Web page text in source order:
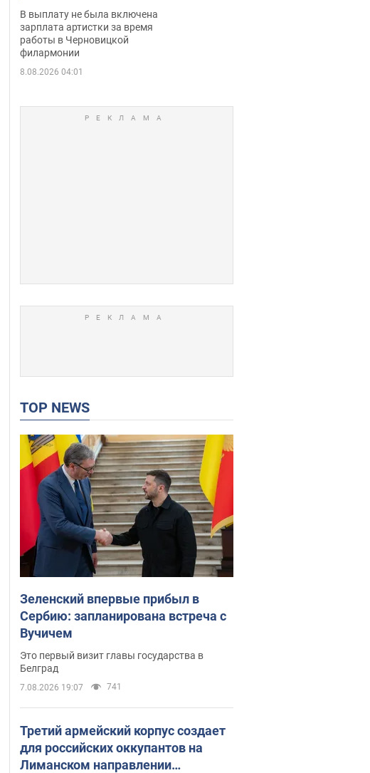
сколько получала
певица
В выплату не была включена
зарплата артистки за время
работы в Черновицкой
филармонии
8.08.2026 04:01
TOP NEWS
Зеленский впервые прибыл в
Сербию: запланирована встреча с
Вучичем
Это первый визит главы государства в
Белград
7.08.2026 19:07 741
Третий армейский корпус создает
для российских оккупантов на
Лиманском направлении